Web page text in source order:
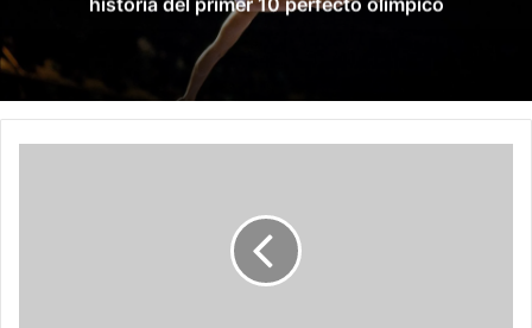
prisión en suspenso